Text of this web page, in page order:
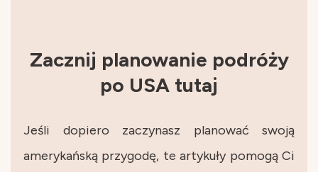
Zacznij planowanie podróży
po USA tutaj
Jeśli dopiero zaczynasz planować swoją
amerykańską przygodę, te artykuły pomogą Ci